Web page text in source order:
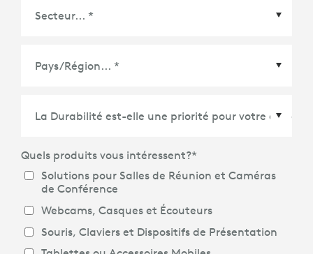
Pays/Région*
Quels produits vous intéressent?*
Solutions pour Salles de Réunion et Caméras
de Conférence
Webcams, Casques et Écouteurs
Souris, Claviers et Dispositifs de Présentation